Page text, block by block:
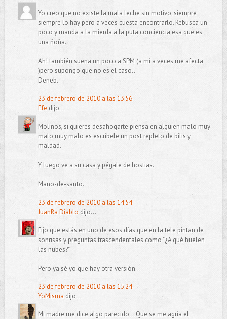
Yo creo que no existe la mala leche sin motivo, siempre
siempre lo hay pero a veces cuesta encontrarlo. Rebusca un
poco y manda a la mierda a la puta conciencia esa que es
una ñoña.
Ah! también suena un poco a SPM (a mí a veces me afecta
)pero supongo que no es el caso..
Deneb.
23 de febrero de 2010 a las 13:56
Efe dijo...
Molinos, si quieres desahogarte piensa en alguien malo muy
malo muy malo es escríbele un post repleto de bilis y
maldad.
Y luego ve a su casa y pégale de hostias.
Mano-de-santo.
23 de febrero de 2010 a las 14:54
JuanRa Diablo dijo...
Fijo que estás en uno de esos días que en la tele pintan de
sonrisas y preguntas trascendentales como "¿A qué huelen
las nubes?"
Pero ya sé yo que hay otra versión...
23 de febrero de 2010 a las 15:24
YoMisma dijo...
Mi madre me dice algo parecido... Que se me agría el